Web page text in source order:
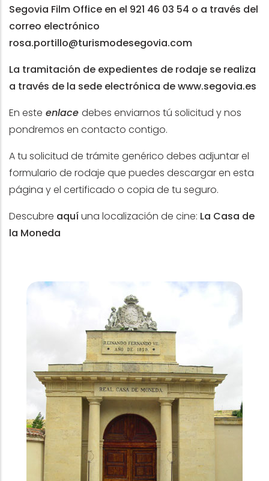
Segovia Film Office en el 921 46 03 54 o a través del
correo electrónico
rosa.portillo@turismodesegovia.com
La tramitación de expedientes de rodaje se realiza
a través de la sede electrónica dewww.segovia.es
En este enlace debes enviarnos tú solicitud y nos
pondremos en contacto contigo.
A tu solicitud de trámite genérico debes adjuntar el
formulario de rodaje que puedes descargar en esta
página y el certificado o copia de tu seguro.
Descubre aquíuna localización de cine: La Casa de
la Moneda